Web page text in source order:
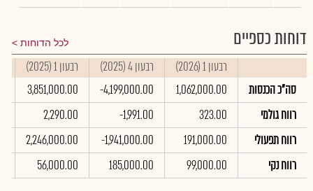
דוחות כספיים לכל הדוחות
רבעון 1 (2026) רבעון 4 (2025) רבעון 1 (2025)
סה"כ הכנסות
1,062,000.00
-4,199,000.00
3,851,000.00
רווח גולמי
323.00
-1,991.00
2,290.00
רווח תפעולי
191,000.00
-1,941,000.00
2,246,000.00
רווח נקי
99,000.00
185,000.00
56,000.00